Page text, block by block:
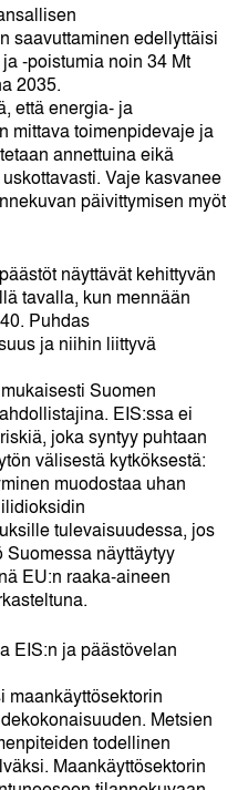
saavuttaminen edellyttäisi
-poistumia noin 34 Mt
2035.
että energia- ja
mittava toimenpidevaje ja
annettuina eikä
Vaje kasvanee
päivittymisen myöt
näyttävät kehittyvän
tavalla, kun mennään
Puhdas
ja niihin liittyvä
Suomen
EIS:ssa ei
joka syntyy puhtaan
välisestä kytköksestä:
muodostaa uhan
tulevaisuudessa, jos
Suomessa näyttäytyy
EU:n raaka-aineen
EIS:n ja päästövelan
maankäyttösektorin
Metsien
todellinen
Maankäyttösektorin